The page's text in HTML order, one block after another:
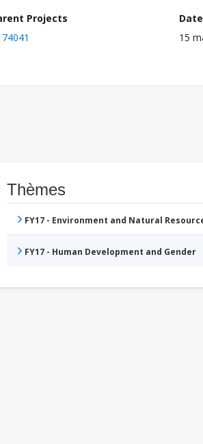
Projects
15
Thèmes
FY17 - Environment and Natural
FY17 - Human Development and Gender